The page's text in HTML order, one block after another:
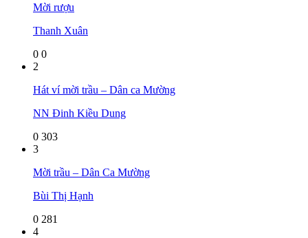
Mời rượu
Thanh Xuân
0 0
2
Hát ví mời trầu – Dân ca Mường
NN Đinh Kiều Dung
0 303
3
Mời trầu – Dân Ca Mường
Bùi Thị Hạnh
0 281
4